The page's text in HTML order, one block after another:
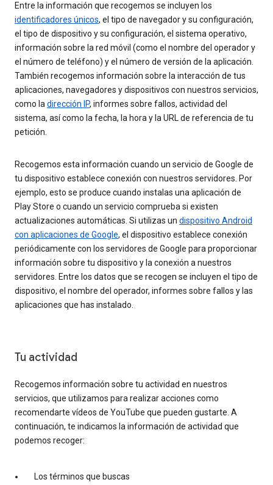
Entre la información que recogemos se incluyen los
identificadores únicos, el tipo de navegador y su configuración,
el tipo de dispositivo y su configuración, el sistema operativo,
información sobre la red móvil (como el nombre del operador y
el número de teléfono) y el número de versión de la aplicación.
También recogemos información sobre la interacción de tus
aplicaciones, navegadores y dispositivos con nuestros servicios,
como ladirección IP, informes sobre fallos, actividad del
sistema, así como la fecha, la hora y la URL de referencia de tu
petición.
Recogemos esta información cuando un servicio de Google de
tu dispositivo establece conexión con nuestros servidores. Por
ejemplo, esto se produce cuando instalas una aplicación de
Play Store o cuando un servicio comprueba si existen
actualizaciones automáticas. Si utilizas un dispositivo Android
con aplicaciones de Google, el dispositivo establece conexión
periódicamente con los servidores de Google para proporcionar
información sobre tu dispositivo y la conexión a nuestros
servidores. Entre los datos que se recogen se incluyen el tipo de
dispositivo, el nombre del operador, informes sobre fallos y las
aplicaciones que has instalado.
Tu actividad
Recogemos información sobre tu actividad en nuestros
servicios, que utilizamos para realizar acciones como
recomendarte vídeos de YouTube que pueden gustarte. A
continuación, te indicamos la información de actividad que
podemos recoger:
Los términos que buscas